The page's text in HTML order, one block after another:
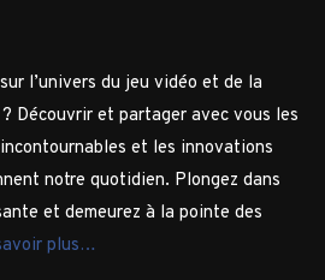
l’univers du jeu vidéo et de la
Découvrir et partager avec vous les
et les innovations
notre quotidien. Plongez dans
et demeurez à la pointe des
plus…